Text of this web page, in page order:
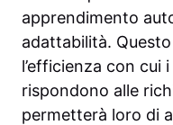
apprendimento
adattabilità.
l’efficienza con
rispondono alle
permetterà loro di